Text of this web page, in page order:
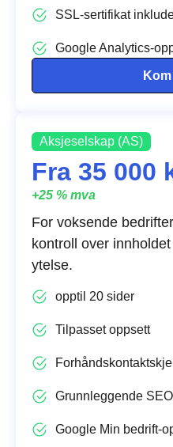
SSL-sertifikat
Google Analytics-
Aksjeselskap (AS)
Fra 35 000
+25 % mva
For voksende
kontroll over
ytelse.
opptil 20 sider
Tilpasset oppsett
Grunnleggende SEO
Google Min bedrift-